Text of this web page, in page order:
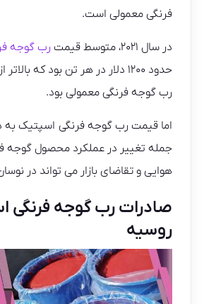
فرنگی معمولی است.
در سال ۲۰۲۱، متوسط قیمت
رب گوجه
حدود ۱۲۰۰ دلار در هر تن بود که
رب گوجه فرنگی معمولی بود.
اما قیمت رب گوجه فرنگی اسپتیک به
جمله تغییر در عملکرد محصول گوجه
هوایی و تقاضای بازار می تواند در
صادرات رب گوجه فرنگی
روسیه